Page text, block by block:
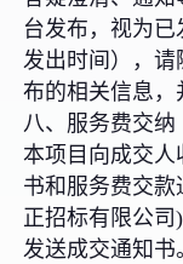
台发布，视为
发出时间），
布的相关信息，
八、服务费交纳
本项目向成交人
书和服务费交款
正招标有限公
发送成交通知